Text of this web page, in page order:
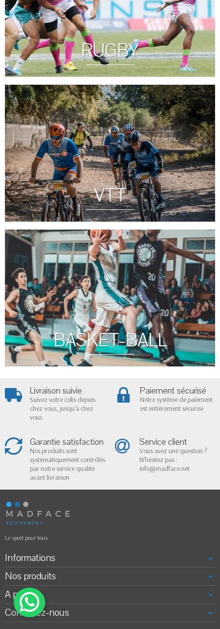
RUGBY
VTT
BASKET-BALL
Livraison suivie
Suivez votre colis depuis
chez vous, jusqu'à chez
vous
Paiement sécurisé
Notre système de paiement
est entièrement sécurisé
Garantie satisfaction
Nos produits sont
systématiquement contrôlés
par notre service qualité
avant livraison
Service client
Vous avez une question ?
N'hésitez pas :
info@madface.net
Le sport pour tous
Informations
Nos produits
A propos
Contactez-nous